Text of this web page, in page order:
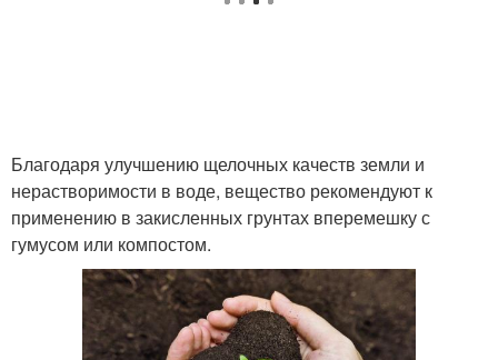
Благодаря улучшению щелочных качеств земли и
нерастворимости в воде, вещество рекомендуют к
применению в закисленных грунтах вперемешку с
гумусом или компостом.